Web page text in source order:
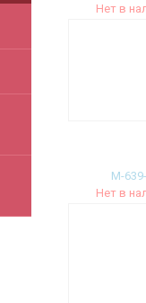
Нет в
М-
Нет в